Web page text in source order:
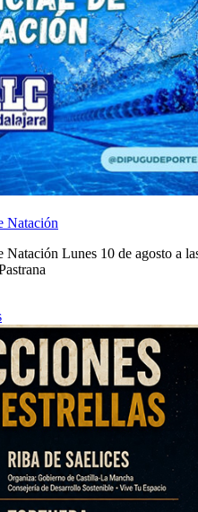
Natación
Lunes 10 de agosto a